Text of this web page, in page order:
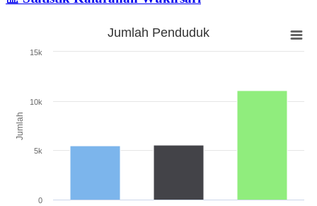
The chart has 1 Y axis displaying Jumlah. Range: 0 to 15000.
Jumlah
Jumlah Penduduk
0
5k
10k
15k